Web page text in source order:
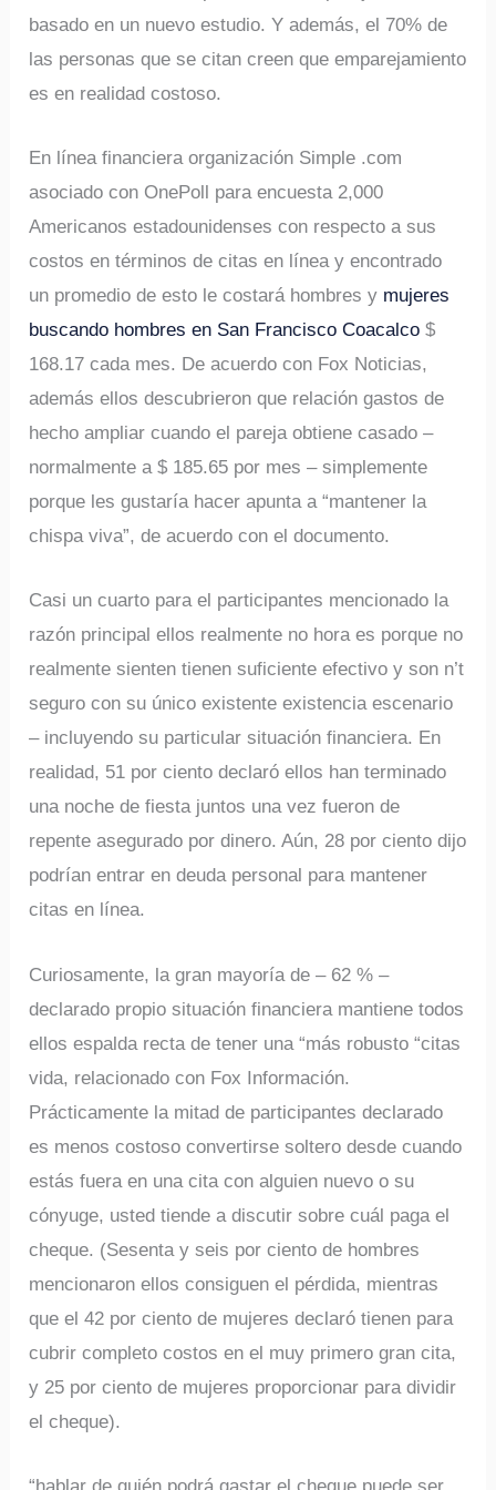
basado en un nuevo estudio. Y además, el 70% de
las personas que se citan creen que emparejamiento
es en realidad costoso.
En línea financiera organización Simple .com
asociado con OnePoll para encuesta 2,000
Americanos estadounidenses con respecto a sus
costos en términos de citas en línea y encontrado
un promedio de esto le costará hombres y mujeres
buscando hombres en San Francisco Coacalco $
168.17 cada mes. De acuerdo con Fox Noticias,
además ellos descubrieron que relación gastos de
hecho ampliar cuando el pareja obtiene casado –
normalmente a $ 185.65 por mes – simplemente
porque les gustaría hacer apunta a “mantener la
chispa viva”, de acuerdo con el documento.
Casi un cuarto para el participantes mencionado la
razón principal ellos realmente no hora es porque no
realmente sienten tienen suficiente efectivo y son n’t
seguro con su único existente existencia escenario
– incluyendo su particular situación financiera. En
realidad, 51 por ciento declaró ellos han terminado
una noche de fiesta juntos una vez fueron de
repente asegurado por dinero. Aún, 28 por ciento dijo
podrían entrar en deuda personal para mantener
citas en línea.
Curiosamente, la gran mayoría de – 62 % –
declarado propio situación financiera mantiene todos
ellos espalda recta de tener una “más robusto “citas
vida, relacionado con Fox Información.
Prácticamente la mitad de participantes declarado
es menos costoso convertirse soltero desde cuando
estás fuera en una cita con alguien nuevo o su
cónyuge, usted tiende a discutir sobre cuál paga el
cheque. (Sesenta y seis por ciento de hombres
mencionaron ellos consiguen el pérdida, mientras
que el 42 por ciento de mujeres declaró tienen para
cubrir completo costos en el muy primero gran cita,
y 25 por ciento de mujeres proporcionar para dividir
el cheque).